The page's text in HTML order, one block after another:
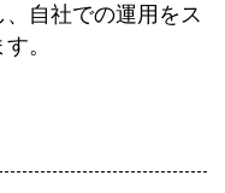
自社での運用をス
。